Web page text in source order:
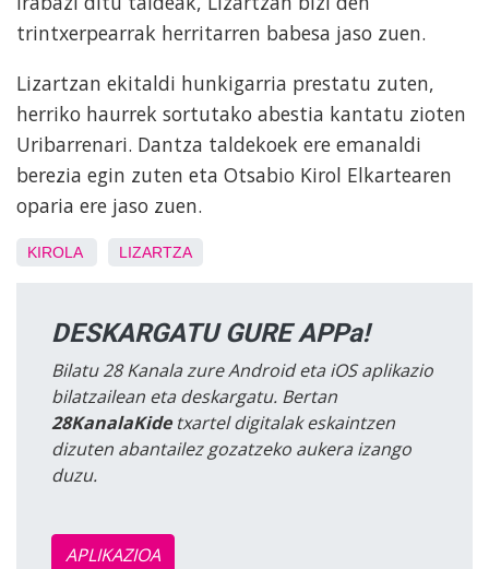
trintxerpearrak herritarren babesa jaso zuen.
Lizartzan ekitaldi hunkigarria prestatu zuten,
herriko haurrek sortutako abestia kantatu zioten
Uribarrenari. Dantza taldekoek ere emanaldi
berezia egin zuten eta Otsabio Kirol Elkartearen
oparia ere jaso zuen.
KIROLA LIZARTZA
DESKARGATU GURE APPa!
Bilatu 28 Kanala zure Android eta iOS aplikazio
bilatzailean eta deskargatu. Bertan
28KanalaKidetxartel digitalak eskaintzen
dizuten abantailez gozatzeko aukera izango
duzu.
APLIKAZIOA